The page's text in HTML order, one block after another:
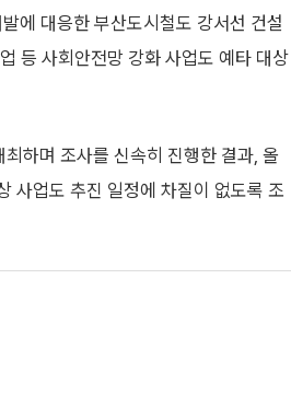
에 대응한 부산도시철도 강서선 건설
등 사회안전망 강화 사업도 예타 대상
하며 조사를 신속히 진행한 결과, 올
사업도 추진 일정에 차질이 없도록 조